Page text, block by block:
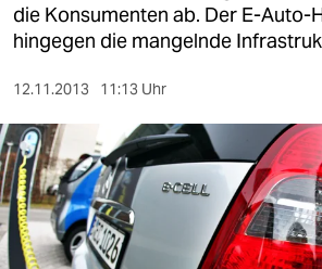
gesellschaft
sport
berlin
nord
die Konsumenten ab. Der E-Auto-
hingegen die mangelnde
12.11.2013 11:13 Uhr